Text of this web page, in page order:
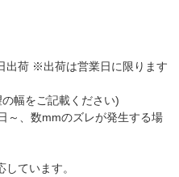
出荷 ※出荷は営業日に限ります
幅をご記載ください)
～、数mmのズレが発生する場
ています。